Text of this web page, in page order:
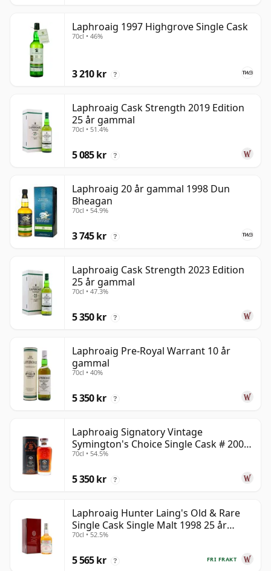
Laphroaig 1997 Highgrove Single Cask
70cl • 46%
3 210 kr ?
Laphroaig Cask Strength 2019 Edition
25 år gammal
70cl • 51.4%
5 085 kr ?
Laphroaig 20 år gammal 1998 Dun
Bheagan
70cl • 54.9%
3 745 kr ?
Laphroaig Cask Strength 2023 Edition
25 år gammal
70cl • 47.3%
5 350 kr ?
Laphroaig Pre-Royal Warrant 10 år
gammal
70cl • 40%
5 350 kr ?
Laphroaig Signatory Vintage
Symington's Choice Single Cask # 2000
25 år gammal
70cl • 54.5%
5 350 kr ?
Laphroaig Hunter Laing's Old & Rare
Single Cask Single Malt 1998 25 år
gammal
70cl • 52.5%
FRI FRAKT
5 565 kr ?